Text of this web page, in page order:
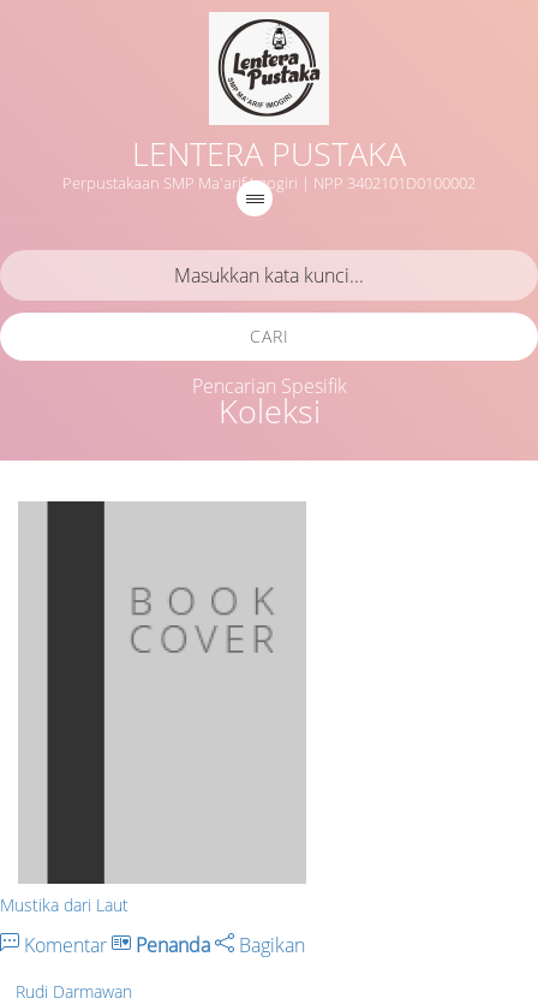
LENTERA PUSTAKA
Perpustakaan SMP Ma'arif Imogiri | NPP 3402101D0100002
Koleksi
CARI
Pencarian Spesifik
Mustika dari Laut
Komentar Penanda Bagikan
Rudi Darmawan